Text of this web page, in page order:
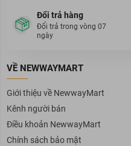
Đổi trả hàng
Đổi trả trong vòng 07
ngày
VỀ NEWWAYMART
Giới thiệu về NewwayMart
Kênh người bán
Điều khoản NewwayMart
Chính sách bảo mật